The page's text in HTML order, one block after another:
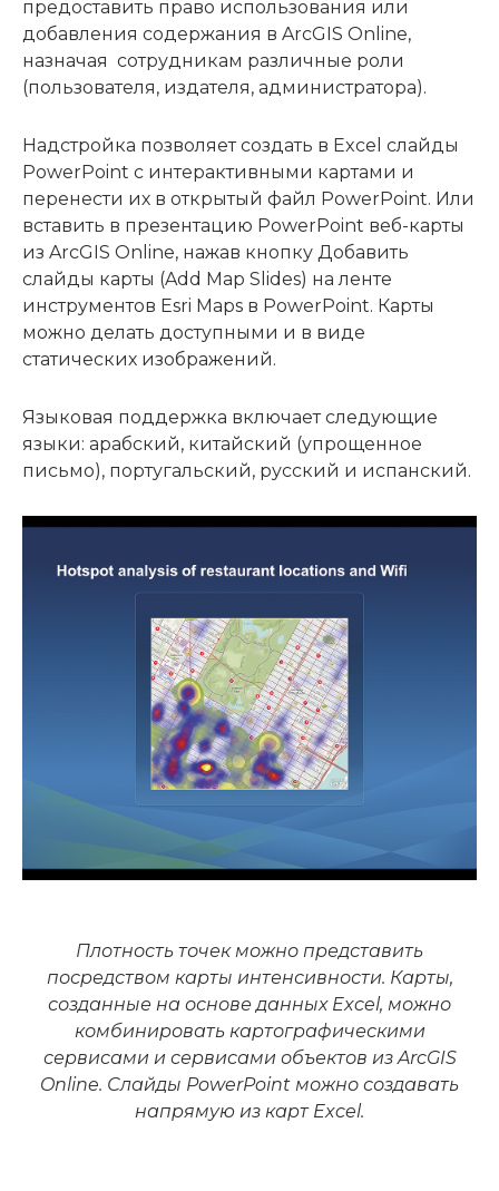
предоставить право использования или
добавления содержания в ArcGIS Online,
назначая сотрудникам различные роли
(пользователя, издателя, администратора).
Надстройка позволяет создать в Excel слайды
PowerPoint с интерактивными картами и
перенести их в открытый файл PowerPoint. Или
вставить в презентацию PowerPoint веб-карты
из ArcGIS Online, нажав кнопку Добавить
слайды карты (Add Map Slides) на ленте
инструментов Esri Maps в PowerPoint. Карты
можно делать доступными и в виде
статических изображений.
Языковая поддержка включает следующие
языки: арабский, китайский (упрощенное
письмо), португальский, русский и испанский.
Плотность точек можно представить
посредством карты интенсивности. Карты,
созданные на основе данных Excel, можно
комбинировать картографическими
сервисами и сервисами объектов из ArcGIS
Online. Слайды PowerPoint можно создавать
напрямую из карт Excel.